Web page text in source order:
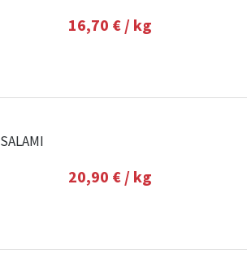
16,70 € / kg
SALAMI
20,90 € / kg